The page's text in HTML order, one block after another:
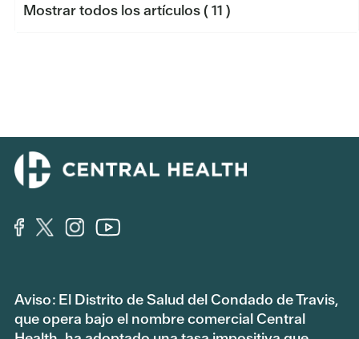
Mostrar todos los artículos( 11 )
Aviso: El Distrito de Salud del Condado de Travis,
que opera bajo el nombre comercial Central